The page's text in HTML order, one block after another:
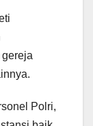
Polri,